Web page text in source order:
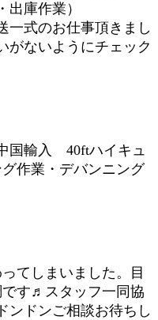
出庫作業 ）
一式のお仕事頂きまし
がないようにチェック
国輸入 40ftハイキュ
作業 ・デバンニング
てしまいました。目
です♬スタッフ一同協
ンドンご相談お待ちし